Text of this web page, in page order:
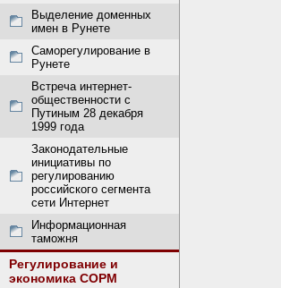
Выделение доменных
имен в Рунете
Саморегулирование в
Рунете
Встреча интернет-
общественности с
Путиным 28 декабря
1999 года
Законодательные
инициативы по
регулированию
российского сегмента
сети Интернет
Информационная
таможня
Регулирование и
экономика СОРМ